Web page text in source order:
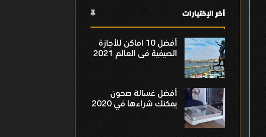
أخر الإختيارات
أفضل 10 اماكن للأجازة
الصيفية فى العالم 2021
أفضل غسالة صحون
يمكنك شراءها في 2020